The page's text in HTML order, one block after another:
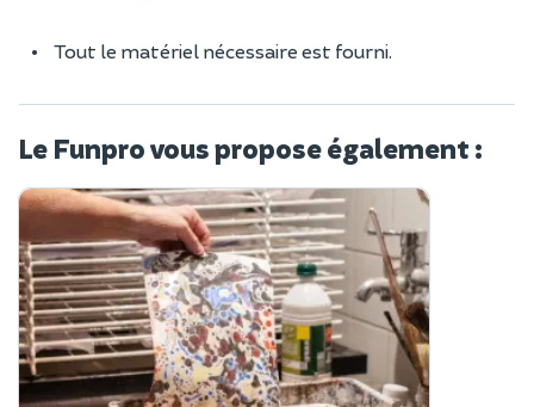
Tout le matériel nécessaire est fourni.
Le Funpro vous propose également :